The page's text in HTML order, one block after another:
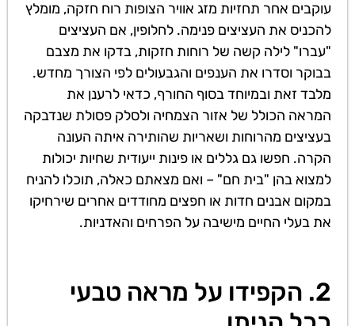
עוקבים אחר תחזיות מזג אוויר הצופות רוח חזקה, מומלץ
להכניס את העציצים פנימה. לחלופין, אם העציצים
"עברו" לילה קשה של רוחות חזקות, בדקו את מצבם
בבוקר וסדרו את הענפים והגבעולים לפי הצורך מחדש.
מלבד זאת ובמיוחד בסוף החורף, כדאי לרענן את
המראה הכולל של אזור הצמחיה ולסלק פסולת שנדבקה
בעציצים מהרוחות ושאריות שהותירה איתה העונה
הקרה. חפשו גם גללים או פינות ייעודית שחיות יכולות
למצוא בהן "בית חם" – ואם מצאתם כאלה, תוכלו להניח
במקום אבנים חדות או חפצים מחודדים אחרים שירחיקו
את בעלי החיים מישיבה על הפרחים והאדניות.
2. הקפידו על מראה טבעי